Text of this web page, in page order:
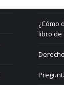
¿Cómo
libro de